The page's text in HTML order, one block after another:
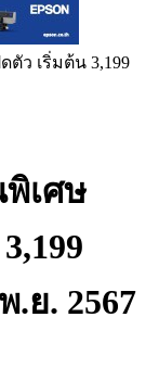
ตัว เริ่มต้น 3,199
เศษ
ย. 2567